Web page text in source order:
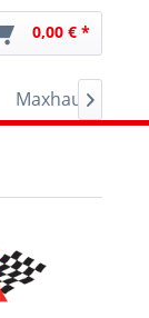
0,00 € *
Maxhaust
